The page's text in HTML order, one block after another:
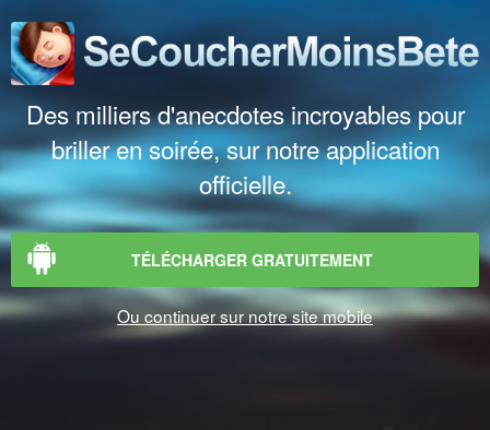
Des milliers d'anecdotes incroyables pour
briller en soirée, sur notre application
officielle.
TÉLÉCHARGER GRATUITEMENT
Ou continuer sur notre site mobile